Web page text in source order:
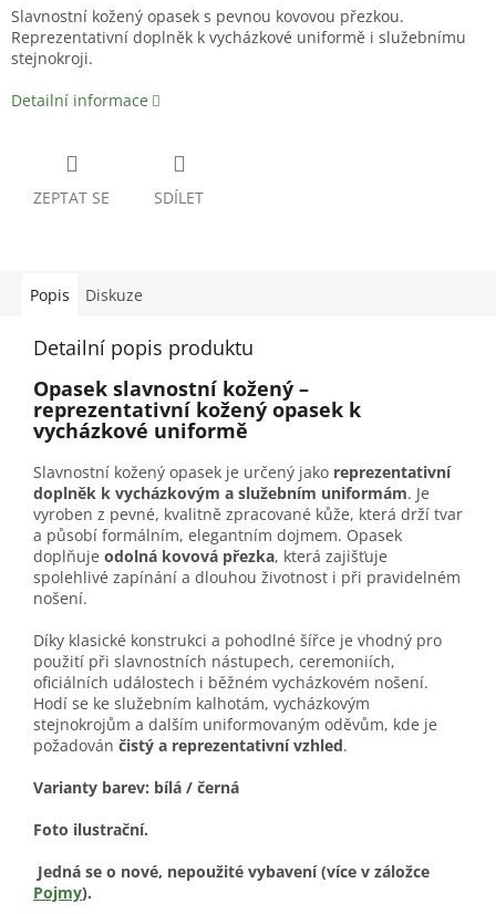
Slavnostní kožený opasek s pevnou kovovou přezkou.
Reprezentativní doplněk k vycházkové uniformě i služebnímu
stejnokroji.
Detailní informace
ZEPTAT SE SDÍLET
Popis Diskuze
Detailní popis produktu
Opasek slavnostní kožený –
reprezentativní kožený opasek k
vycházkové uniformě
Slavnostní kožený opasek je určený jako reprezentativní
doplněk k vycházkovým a služebním uniformám. Je
vyroben z pevné, kvalitně zpracované kůže, která drží tvar
a působí formálním, elegantním dojmem. Opasek
doplňuje odolná kovová přezka, která zajišťuje
spolehlivé zapínání a dlouhou životnost i při pravidelném
nošení.
Díky klasické konstrukci a pohodlné šířce je vhodný pro
použití při slavnostních nástupech, ceremoniích,
oficiálních událostech i běžném vycházkovém nošení.
Hodí se ke služebním kalhotám, vycházkovým
stejnokrojům a dalším uniformovaným oděvům, kde je
požadován čistý a reprezentativní vzhled.
Varianty barev: bílá / černá
Foto ilustrační.
Jedná se o nové, nepoužité vybavení (více v záložce
Pojmy).